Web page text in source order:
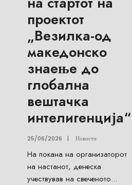
проектот
„Везилка-од
македонско
знаење до
глобална
вештачка
интелигенција“
25/06/2026 | Новости
На покана на организаторот
на настанот, денеска
учествував на свеченото...